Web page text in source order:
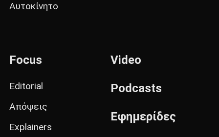
Αυτοκίνητο
Focus
Editorial
Απόψεις
Explainers
Video
Podcasts
Εφημερίδες